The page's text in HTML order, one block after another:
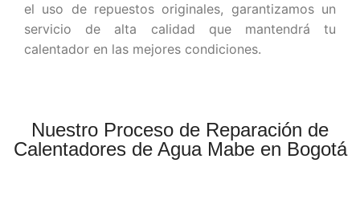
el uso de repuestos originales, garantizamos un
servicio de alta calidad que mantendrá tu
calentador en las mejores condiciones.
Nuestro Proceso de Reparación de
Calentadores de Agua Mabe en Bogotá